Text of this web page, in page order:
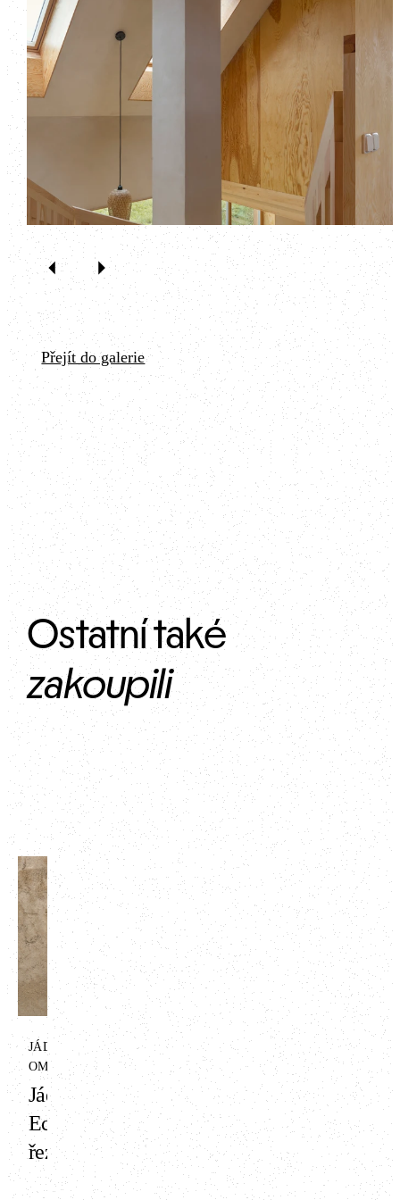
Přejít do galerie
Ostatní také
zakoupili
JÁDROVÁ HLINĚNÁ
OMÍTKA
Jádrová omítka
Econom s
řezankou
ART
Finální hliněná
omítka ART -
antik bílá
Dokonalý vzhled se
zachováním jedinečných
vlastností hliněných omítek.
To byl náš cíl při vytváření
série ART. Ta je určena pro
zákazníky, kteří preferují
moderní, čistou estetiku a
minimalistický design před
rustikálním či přírodním